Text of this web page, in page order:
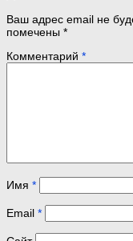
Ваш адрес email не
помечены *
Комментарий *
Имя *
Email *